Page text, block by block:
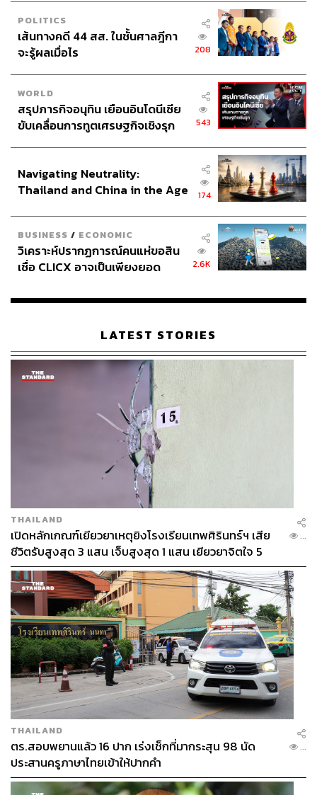
ติดตามการแข่งขัน โอลิมปิก ปารีส 2024 – Paris 2024
https://thestandard.co/paris2024/
https://www.facebook.com/thestandardsp
https://www.youtube.com/@TheStandard
TikTok :https://www.tiktok.com/@thestandardsport
Instagram :
https://www.instagram.com/thestandards
port
ภาพ: Paris 2024 / Facebook
TAGS: Stade de France กีฬารักบี้ สนามกีฬา
กีฬากรีฑา
Olympic Games Paris 2024
Paris 2024
Olympic Games 2024
โอลิมปิกเกมส์ ปารีส 2024
269
POLITICS
เส้นทางคดี 44 สส. ในชั้นศาลฎีกา
จะรู้ผลเมื่อไร
208
WORLD
สรุปภารกิจอนุทิน เยือนอินโดนีเซีย
ขับเคลื่อนการทูตเศรษฐกิจเชิงรุก
543
Navigating Neutrality:
Thailand and China in the Age
174
BUSINESS / ECONOMIC
วิเคราะห์ปรากฏการณ์คนแห่ขอสิน
เชื่อ CLICX อาจเป็นเพียงยอด
เรือนไทยที่ถูกซุกไว้
2.6K
LATEST STORIES
THAILAND
เปิดหลักเกณฑ์เยียวยาเหตุยิงโรงเรียนเทพศิรินทร์ฯ เสีย
ชีวิตรับสูงสุด 3 แสน เจ็บสูงสุด 1 แสน เยียวยาจิตใจ 5
ระดับ
...
THAILAND
ตร.สอบพยานแล้ว 16 ปาก เร่งเช็กที่มากระสุน 98 นัด
ประสานครูภาษาไทยเข้าให้ปากคำ
...